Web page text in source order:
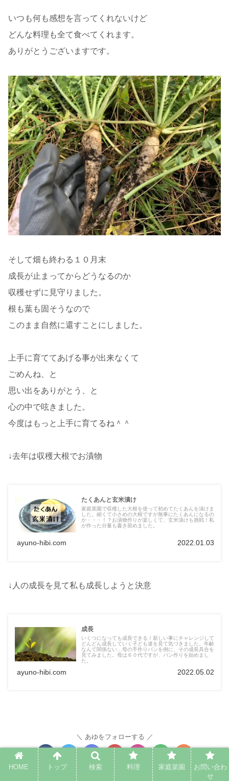
いつも何も感想を言ってくれないけど
どんな料理も全て食べてくれます。
ありがとうございますです。
そして畑も終わる１０月末
成長が止まってからどうなるのか
収穫せずに見守りました。
根も葉も固そうなので
このまま自然に還すことにしました。
上手に育ててあげる事が出来なくて
ごめんね、と
思い出をありがとう、と
心の中で呟きました。
今度はもっと上手に育てるね＾＾
↓去年は収穫大根でお漬物
たくあんと玄米漬け
家庭菜園で収穫した大根を使って初めてたくあんを漬けま
した。細くて小さめの大根ですが無事にたくあんになるの
か・・・！？お漬物作りが楽しくて、玄米漬けも挑戦！私
が作った分量も書き留めました。
ayuno-hibi.com 2022.01.03
↓人の成長を見て私も成長しようと決意
成長
いくつになっても成長できる！新しい事にチャレンジして
どんどん成長していく子ども達を見て気づきました。年齢
なんて関係ない…母の手作りパンを例に、その成長具合を
見てみました。母は６０代ですが、パン作りを始めまし
た。
ayuno-hibi.com 2022.05.02
あゆをフォローする
あゆ
HOME トップ 検索 料理 家庭菜園
お問い合わ
せ